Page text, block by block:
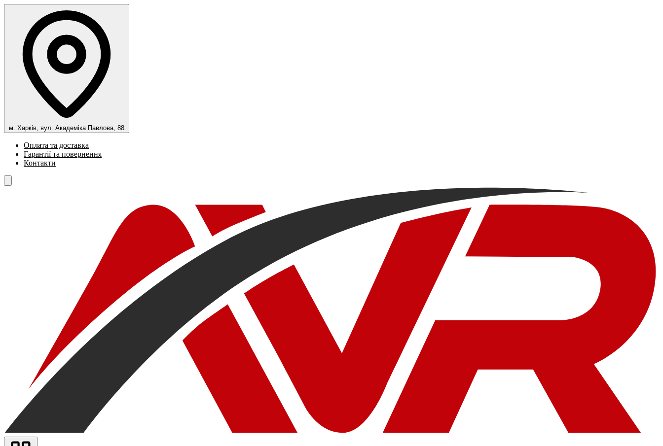
м. Харків, вул. Академіка Павлова, 88
Оплата та доставка
Гарантії та повернення
Контакти